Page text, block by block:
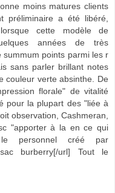
moins matures clients
préliminaire a été libéré,
cette modèle de
années de très
points parmi les r
sans parler brillant notes
couleur verte absinthe. De
florale" de vitalité
pour la plupart des "liée à
observation, Cashmeran,
"apporter à la en ce qui
personnel créé par
burberry[/url] Tout le